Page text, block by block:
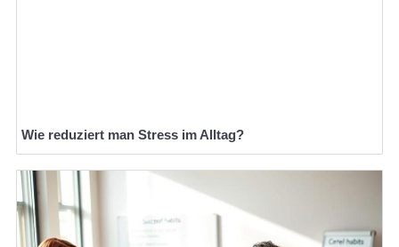
Wie reduziert man Stress im Alltag?